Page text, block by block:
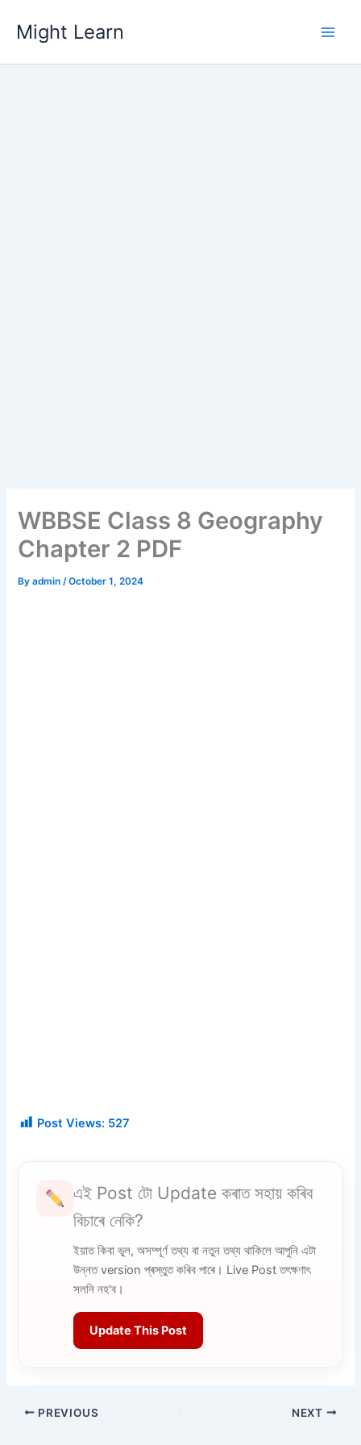
content
Might Learn
WBBSE Class 8 Geography
Chapter 2 PDF
Byadmin/October 1, 2024
Post Views: 527
এই Post টো Update কৰাত সহায় কৰিব
বিচাৰে নেকি?
ইয়াত কিবা ভুল, অসম্পূৰ্ণ তথ্য বা নতুন তথ্য থাকিলে আপুনি এটা
উন্নত version প্ৰস্তুত কৰিব পাৰে। Live Post তৎক্ষণাৎ
সলনি নহ'ব।
Update This Post
PREVIOUS NEXT